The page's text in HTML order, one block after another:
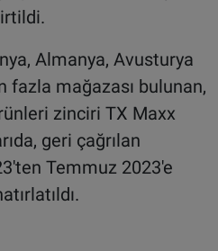
Almanya, Avusturya
fazla mağazası bulunan,
zinciri TX Maxx
geri çağrılan
Temmuz 2023'e